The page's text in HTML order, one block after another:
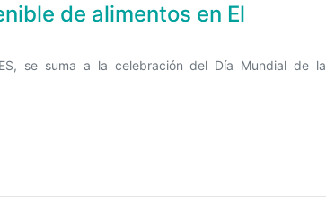
de alimentos en El
se suma a la celebración del Día Mundial de la